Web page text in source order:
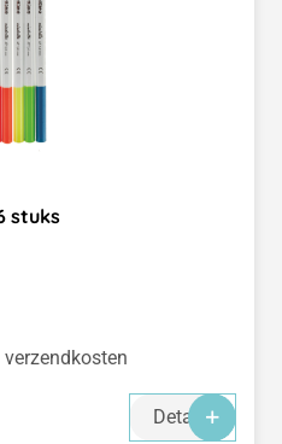
stuks
Details